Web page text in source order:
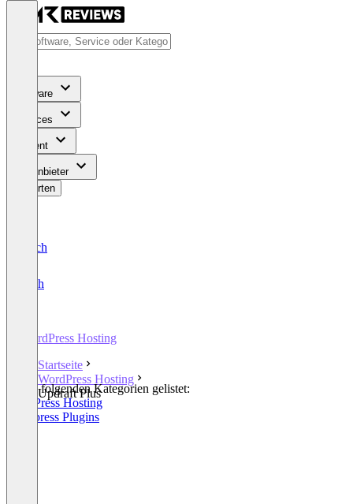
Software
Services
Content
Für Anbieter
Bewerten
Deutsch
English
WordPress Hosting
Startseite
WordPress Hosting
Updraft Plus
In den folgenden Kategorien gelistet:
WordPress Hosting
Wordpress Plugins